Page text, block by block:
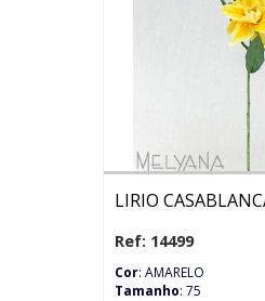
LIRIO
Ref: 14499
Cor: AMARELO
Tamanho: 75